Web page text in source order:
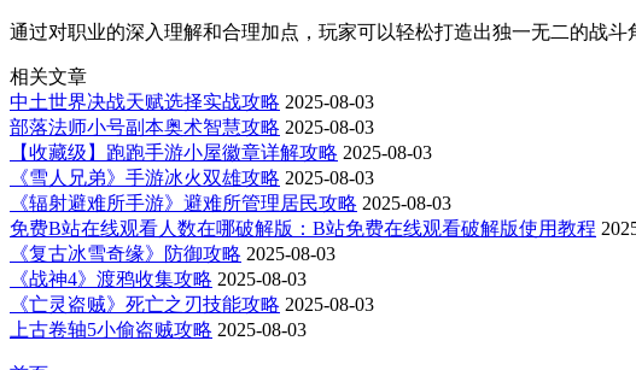
通过对职业的深入理解和合理加点，玩家可以轻松打造出独一无二的战
相关文章
中土世界决战天赋选择实战攻略 2025-08-03
部落法师小号副本奥术智慧攻略 2025-08-03
【收藏级】跑跑手游小屋徽章详解攻略 2025-08-03
《雪人兄弟》手游冰火双雄攻略 2025-08-03
《辐射避难所手游》避难所管理居民攻略 2025-08-03
免费B站在线观看人数在哪破解版：B站免费在线观看破解版使用教程
《复古冰雪奇缘》防御攻略 2025-08-03
《战神4》渡鸦收集攻略 2025-08-03
《亡灵盗贼》死亡之刃技能攻略 2025-08-03
上古卷轴5小偷盗贼攻略 2025-08-03